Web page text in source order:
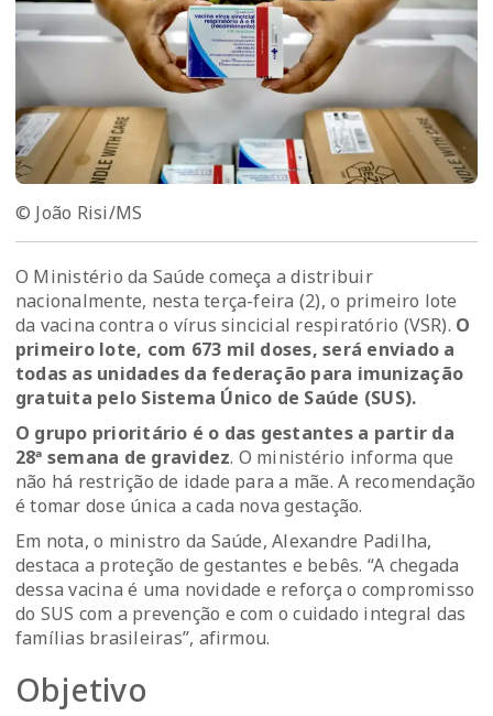
© João Risi/MS
O Ministério da Saúde começa a distribuir
nacionalmente, nesta terça-feira (2), o primeiro lote
da vacina contra o vírus sincicial respiratório (VSR). O
primeiro lote, com 673 mil doses, será enviado a
todas as unidades da federação para imunização
gratuita pelo Sistema Único de Saúde (SUS).
O grupo prioritário é o das gestantes a partir da
28ª semana de gravidez. O ministério informa que
não há restrição de idade para a mãe. A recomendação
é tomar dose única a cada nova gestação.
Em nota, o ministro da Saúde, Alexandre Padilha,
destaca a proteção de gestantes e bebês. “A chegada
dessa vacina é uma novidade e reforça o compromisso
do SUS com a prevenção e com o cuidado integral das
famílias brasileiras”, afirmou.
Objetivo